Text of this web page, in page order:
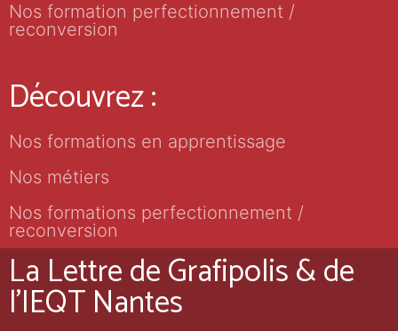
Nos formation perfectionnement /
reconversion
Découvrez :
Nos formations en apprentissage
Nos métiers
Nos formations perfectionnement /
reconversion
La Lettre de Grafipolis & de
l'IEQT Nantes